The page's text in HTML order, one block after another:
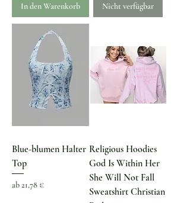
In den Warenkorb Nicht verfügbar
Blue-blumen Halter
Top
ab21,78 €
Sale-Preis
Religious Hoodies
God Is Within Her
She Will Not Fall
Sweatshirt Christian